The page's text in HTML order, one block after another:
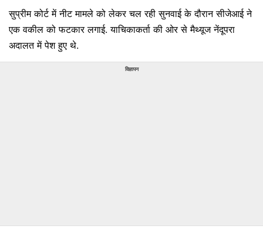
सुप्रीम कोर्ट में नीट मामले को लेकर चल रही सुनवाई के दौरान सीजेआई ने
एक वकील को फटकार लगाई. याचिकाकर्ता की ओर से मैथ्‍यूज नेंदूपरा
अदालत में पेश हुए थे.
विज्ञापन